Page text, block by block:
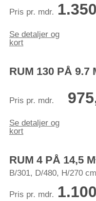
Pris pr. mdr.
Se detaljer og
kort
RUM 130 PÅ 9.7
Pris pr. mdr.
Se detaljer og
kort
RUM 4 PÅ 14,5
B/301, D/480, H/270 cm
Pris pr. mdr.